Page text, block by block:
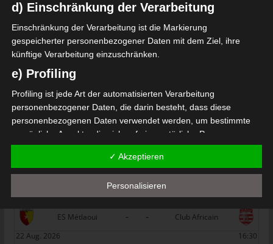
SPIELTAG 1
22 Aug. 2026
16:30
PS Sakiet Eddaïer
- -
22 Aug. 2026
Stade Tunisien
- -
CS Sfax
22 Aug. 2026
16:30
ES Tunis
- -
ESS Sousse
22 Aug. 2026
16:30
ES Métlaoui
- -
Club Africain
22 Aug. 2026
16:30
d) Einschränkung der Verarbeitung
Einschränkung der Verarbeitung ist die Markierung
gespeicherter personenbezogener Daten mit dem Ziel, ihre
künftige Verarbeitung einzuschränken.
e) Profiling
Profiling ist jede Art der automatisierten Verarbeitung
personenbezogener Daten, die darin besteht, dass diese
personenbezogenen Daten verwendet werden, um bestimmte
persönliche Aspekte, die sich auf eine natürliche Person
beziehen, zu bewerten, insbesondere, um Aspekte bezüglich
Arbeitsleistung, wirtschaftlicher Lage, Gesundheit, persönlicher
Vorlieben, Interessen, Zuverlässigkeit, Verhalten, Aufenthaltsort
oder Ortswechsel dieser natürlichen Person zu analysieren oder
f) Pseudonymisierung
Pseudonymisierung ist die Verarbeitung personenbezogener
✓ Akzeptieren
Personalisieren